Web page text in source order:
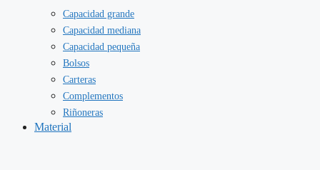
Capacidad grande
Capacidad mediana
Capacidad pequeña
Bolsos
Carteras
Complementos
Riñoneras
Material